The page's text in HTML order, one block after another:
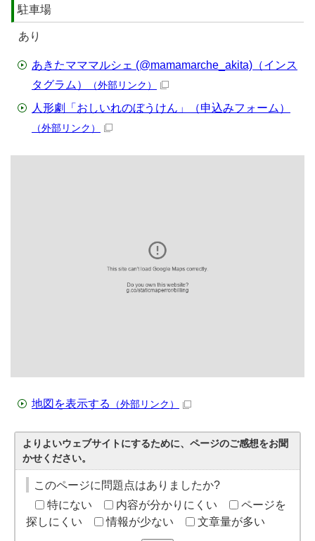
駐車場
あり
あきたマママルシェ (@mamamarche_akita)（インス
タグラム）
（外部リンク）
人形劇「おしいれのぼうけん」（申込みフォーム）
（外部リンク）
地図を表示する （外部リンク）
よりよいウェブサイトにするために、ページのご感想をお聞
かせください。
このページに問題点はありましたか?
特にない
内容が分かりにくい
ページを
探しにくい
情報が少ない 文章量が多い